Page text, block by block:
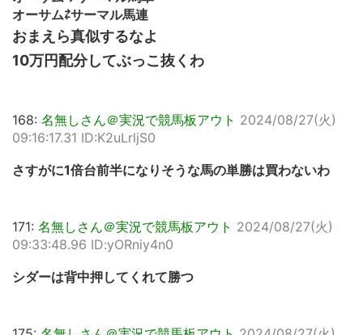
オーサム⇄サーマル馬連
おまえら真似するなよ
10万円配分してぶっこ抜くわ
168: 名無しさん＠実況で競馬板アウト 2024/08/27(火)
09:16:17.31 ID:K2uLrljS0
さすがに1倍台前半になりそうな馬の単勝は買わないわ
171: 名無しさん＠実況で競馬板アウト 2024/08/27(火)
09:33:48.96 ID:yORniy4n0
シダーは背中押してくれて勝つ